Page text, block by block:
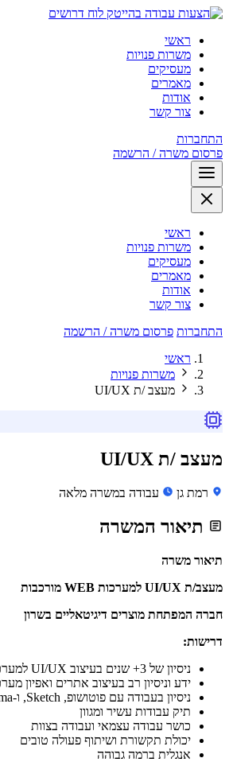
לוח דרושים
ראשי
משרות פנויות
מעסיקים
מאמרים
אודות
צור קשר
התחברות
פרסום משרה / הרשמה
ראשי
משרות פנויות
מעסיקים
מאמרים
אודות
צור קשר
התחברות פרסום משרה / הרשמה
ראשי
משרות פנויות
מעצב /ת UI/UX
מעצב /ת UI/UX
רמת גן עבודה במשרה מלאה
תיאור המשרה
תיאור משרה
מעצב/ת UI/UX למערכות WEB מורכבות
חברה המפתחת מוצרים דיגיטאליים בשרון
דרישות:
ניסיון של 3+ שנים בעיצוב UI/UX למערכות WEB מורכבות
ידע וניסיון רב בעיצוב אתרים ואפיון
ניסיון בעבודה עם פוטושופ, Sketch, ו-Figma
תיק עבודות עשיר ומגוון
כושר עבודה עצמאי ועבודה בצוות
יכולת תקשורת ושיתוף פעולה טובים
אנגלית ברמה גבוהה